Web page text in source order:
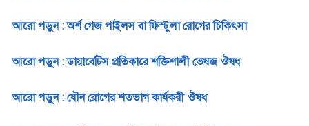
আরো পড়ুন : অর্শ গেজ পাইলস বা ফিস্টুলা রোগের চিকিৎসা
আরো পড়ুন : ডায়াবেটিস প্রতিকারে শক্তিশালী ভেষজ ঔষধ
আরো পড়ুন : যৌন রোগের শতভাগ কার্যকরী ঔষধ